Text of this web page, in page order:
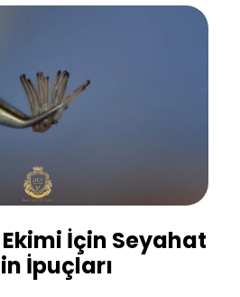
Ekimi İçin Seyahat
İpuçları